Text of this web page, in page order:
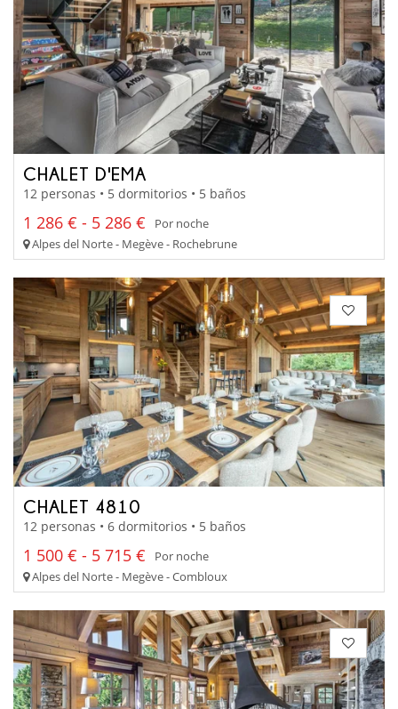
CHALET D'EMA
12 personas • 5 dormitorios • 5 baños
1 286 € - 5 286 €
Por noche
Alpes del Norte - Megève - Rochebrune
CHALET 4810
12 personas • 6 dormitorios • 5 baños
1 500 € - 5 715 €
Por noche
Alpes del Norte - Megève - Combloux